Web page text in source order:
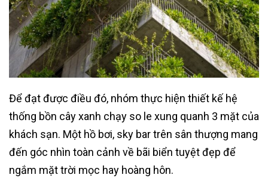
Để đạt được điều đó, nhóm thực hiện thiết kế hệ
thống bồn cây xanh chạy so le xung quanh 3 mặt của
khách sạn. Một hồ bơi, sky bar trên sân thượng mang
đến góc nhìn toàn cảnh về bãi biển tuyệt đẹp để
ngắm mặt trời mọc hay hoàng hôn.